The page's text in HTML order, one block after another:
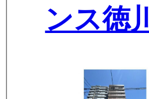
ンス徳川